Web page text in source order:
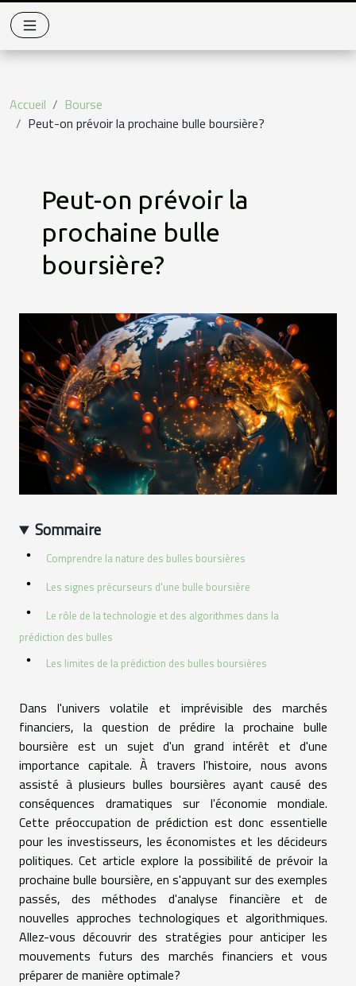
Accueil
Bourse
Peut-on prévoir la prochaine bulle boursière?
Peut-on prévoir la
prochaine bulle
boursière?
Sommaire
Comprendre la nature des bulles boursières
Les signes précurseurs d'une bulle boursière
Le rôle de la technologie et des algorithmes dans la
prédiction des bulles
Les limites de la prédiction des bulles boursières
Dans l'univers volatile et imprévisible des marchés
financiers, la question de prédire la prochaine bulle
boursière est un sujet d'un grand intérêt et d'une
importance capitale. À travers l'histoire, nous avons
assisté à plusieurs bulles boursières ayant causé des
conséquences dramatiques sur l'économie mondiale.
Cette préoccupation de prédiction est donc essentielle
pour les investisseurs, les économistes et les décideurs
politiques. Cet article explore la possibilité de prévoir la
prochaine bulle boursière, en s'appuyant sur des exemples
passés, des méthodes d'analyse financière et de
nouvelles approches technologiques et algorithmiques.
Allez-vous découvrir des stratégies pour anticiper les
mouvements futurs des marchés financiers et vous
préparer de manière optimale?